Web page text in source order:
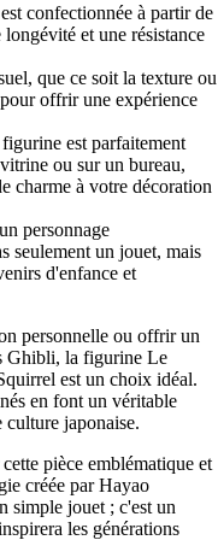
confectionnée à partir de
et une résistance
que ce soit la texture ou
offrir une expérience
est parfaitement
ou sur un bureau,
charme à votre décoration
personnage
seulement un jouet, mais
d'enfance et
personnelle ou offrir un
Ghibli, la figurine Le
est un choix idéal.
en font un véritable
culture japonaise.
pièce emblématique et
créée par Hayao
simple jouet ; c'est un
les générations